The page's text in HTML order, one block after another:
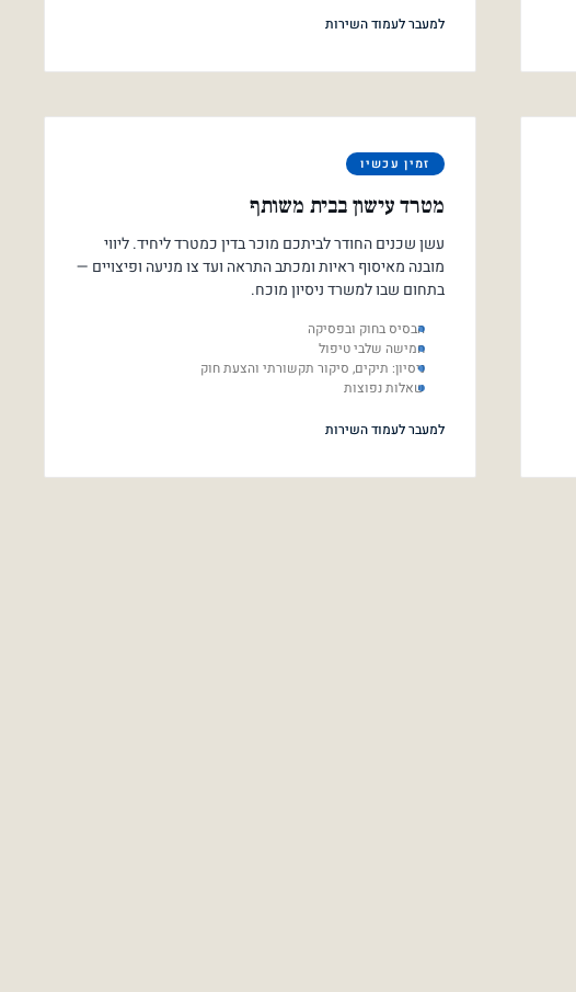
למעבר לעמוד השירות
זמין עכשיו
מטרד עישון בבית משותף
עשן שכנים החודר לביתכם מוכר בדין כמטרד ליחיד. ליווי
מובנה מאיסוף ראיות ומכתב התראה ועד צו מניעה ופיצויים —
בתחום שבו למשרד ניסיון מוכח.
הבסיס בחוק ובפסיקה
חמישה שלבי טיפול
ניסיון: תיקים, סיקור תקשורתי והצעת חוק
שאלות נפוצות
למעבר לעמוד השירות